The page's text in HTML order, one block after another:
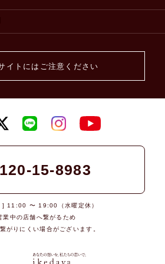
イトにはご注意ください
15-8983
] 11:00 〜 19:00（水曜定休）
業中の店舗へ繋がるため
がりにくい場合がございます。